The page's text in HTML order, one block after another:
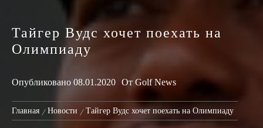
Тайгер Вудс хочет поехать на
Олимпиаду
Опубликовано 08.01.2020 От Golf News
Главная Новости Тайгер Вудс хочет поехать на Олимпиаду